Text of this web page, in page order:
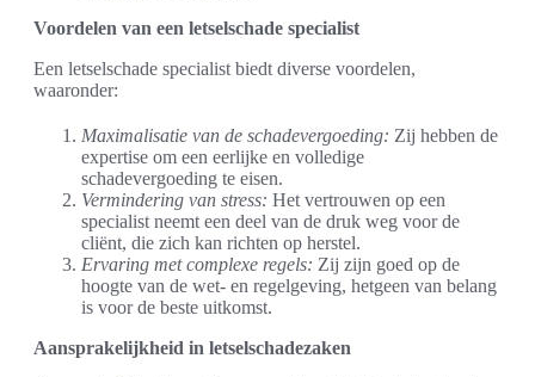
Voordelen van een letselschade specialist
Een letselschade specialist biedt diverse voordelen,
waaronder:
Maximalisatie van de schadevergoeding: Zij hebben de
expertise om een eerlijke en volledige
schadevergoeding te eisen.
Vermindering van stress: Het vertrouwen op een
specialist neemt een deel van de druk weg voor de
cliënt, die zich kan richten op herstel.
Ervaring met complexe regels: Zij zijn goed op de
hoogte van de wet- en regelgeving, hetgeen van belang
is voor de beste uitkomst.
Aansprakelijkheid in letselschadezaken